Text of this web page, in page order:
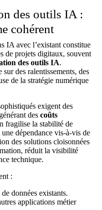
des outils IA :
cohérent
IA avec l’existant constitue
de projets digitaux, souvent
des outils IA.
sur des ralentissements, des
de la stratégie numérique
exigent des
des coûts
fragilise la stabilité de
dépendance vis-à-vis de
des solutions cloisonnées
réduit la visibilité
technique.
:
données existants.
applications métier